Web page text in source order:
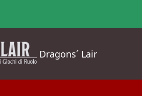
Dragons´ Lair